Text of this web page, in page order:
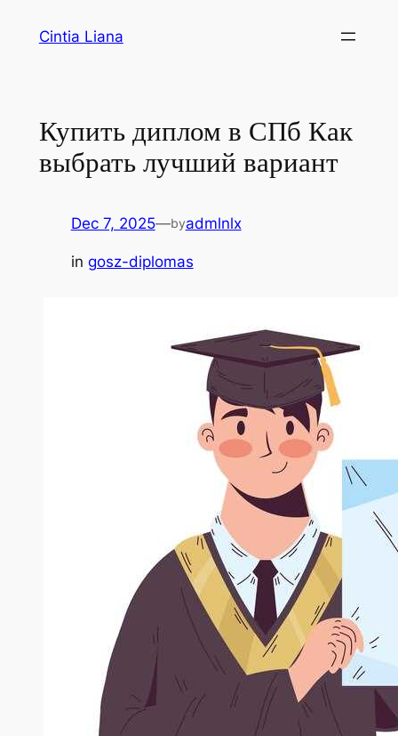
Cintia Liana
Купить диплом в СПб Как
выбрать лучший вариант
Dec 7, 2025—byadmlnlx
in gosz-diplomas